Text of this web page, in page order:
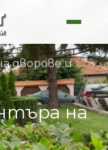
дворове и
на